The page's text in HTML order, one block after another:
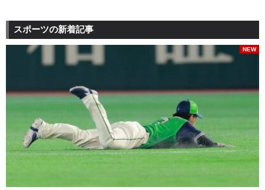
スポーツの新着記事
NEW